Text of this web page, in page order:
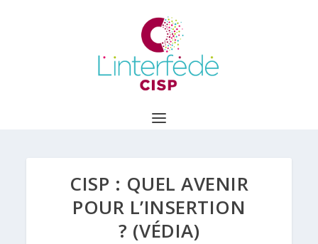
CISP : QUEL AVENIR
POUR L’INSERTION
? (VÉDIA)